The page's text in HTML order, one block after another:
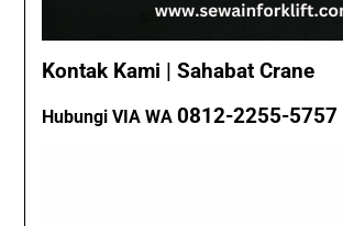
Kontak Kami | Sahabat Crane
Hubungi VIA WA0812-2255-5757